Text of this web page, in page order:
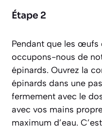
Étape 2
Pendant que les
occupons-nous de
épinards. Ouvrez la
épinards dans une
fermement avec le
avec vos mains
maximum d’eau.